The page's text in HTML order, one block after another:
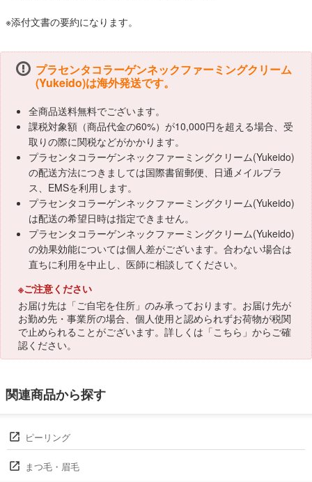
※添付文書の要約になります。
プラセンタコラーゲンネックファーミングクリーム
(Yukeido)は海外発送です。
全商品送料無料でございます。
課税対象額（商品代金の60%）が10,000円を超える場合、受
取りの際に関税などがかかります。
プラセンタコラーゲンネックファーミングクリーム(Yukeido)
の配送方法につきましては国際書留郵便、日通メイルプラ
ス、EMSを利用します。
プラセンタコラーゲンネックファーミングクリーム(Yukeido)
は配送の希望日時は指定できません。
プラセンタコラーゲンネックファーミングクリーム(Yukeido)
の効果効能については個人差がございます。合わない場合は
直ちに利用を中止し、医師に相談してください。
※ご注意ください
お届け先は「ご自宅を住所」のみ承っております。お届け先が
お勤め先・事業所の場合、個人使用と認められずお荷物が税関
で止められることがございます。詳しくは「こちら 」からご確
認ください。
関連商品から探す
ピーリング
まつ毛・眉毛